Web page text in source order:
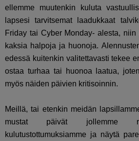
ellemme muutenkin kuluta
lapsesi tarvitsemat laadukkaat
Friday tai Cyber Monday- alesta, niin
kaksia halpoja ja huonoja.
edessä kuitenkin valitettavasti tekee
ostaa turhaa tai huonoa laatua,
myös näiden päivien kritisoinnin.
Meillä, tai etenkin meidän
mustat päivät jollemme
kulutustottumuksiamme ja näytä